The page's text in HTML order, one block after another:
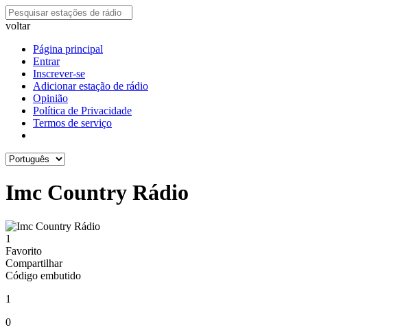
voltar
Página principal
Entrar
Inscrever-se
Adicionar estação de rádio
Opinião
Política de Privacidade
Termos de serviço
Imc Country Rádio
1
Favorito
Compartilhar
Código embutido
1
0